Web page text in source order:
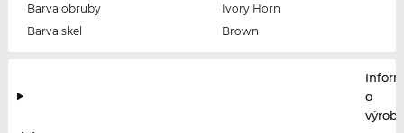
Barva obruby
Ivory Horn
Barva skel
Brown
o